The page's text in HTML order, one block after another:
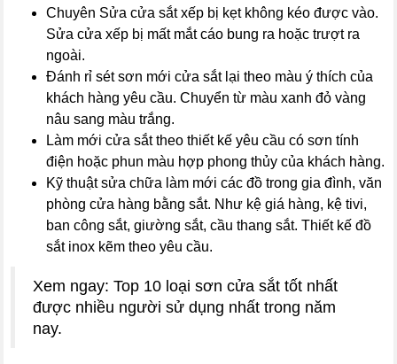
Chuyên Sửa cửa sắt xếp bị kẹt không kéo được vào.
Sửa cửa xếp bị mất mắt cáo bung ra hoặc trượt ra
ngoài.
Đánh rỉ sét sơn mới cửa sắt lại theo màu ý thích của
khách hàng yêu cầu. Chuyển từ màu xanh đỏ vàng
nâu sang màu trắng.
Làm mới cửa sắt theo thiết kế yêu cầu có sơn tính
điện hoặc phun màu hợp phong thủy của khách hàng.
Kỹ thuật sửa chữa làm mới các đồ trong gia đình, văn
phòng cửa hàng bằng sắt. Như kệ giá hàng, kệ tivi,
ban công sắt, giường sắt, cầu thang sắt. Thiết kế đồ
sắt inox kẽm theo yêu cầu.
Xem ngay: Top 10 loại sơn cửa sắt tốt nhất
được nhiều người sử dụng nhất trong năm
nay.